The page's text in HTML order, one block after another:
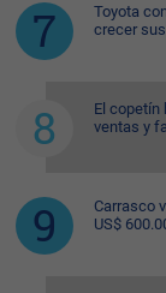
Toyota
crecer
El copetín
ventas y
Carrasco
US$